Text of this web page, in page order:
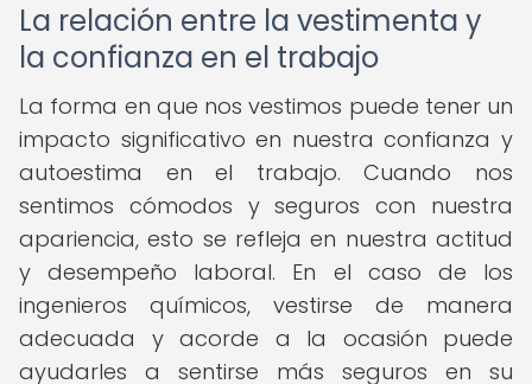
La relación entre la vestimenta y
la confianza en el trabajo
La forma en que nos vestimos puede tener un
impacto significativo en nuestra confianza y
autoestima en el trabajo. Cuando nos
sentimos cómodos y seguros con nuestra
apariencia, esto se refleja en nuestra actitud
y desempeño laboral. En el caso de los
ingenieros químicos, vestirse de manera
adecuada y acorde a la ocasión puede
ayudarles a sentirse más seguros en su